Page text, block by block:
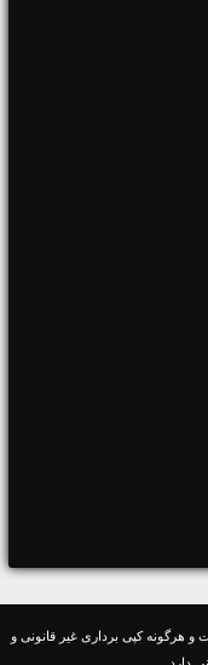
کپی برداری غیر قانونی و